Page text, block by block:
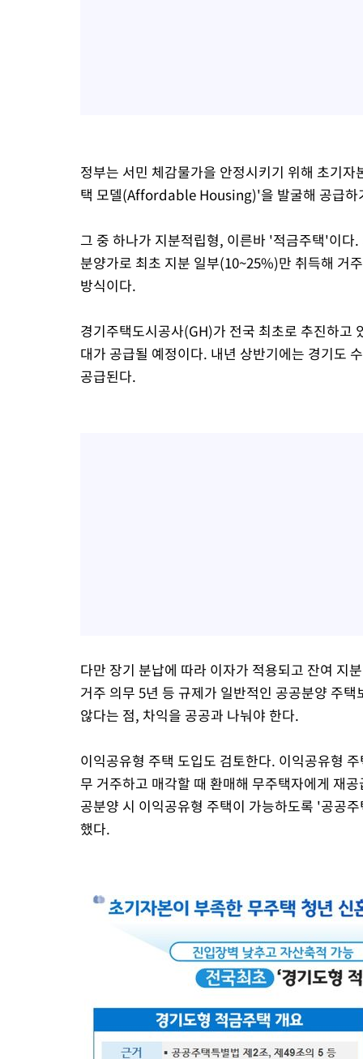
정부는 서민 체감물가을 안정시키기 위해 초기
택 모델(Affordable Housing)'을 발굴해 공급하
그 중 하나가 지분적립형, 이른바 '적금주택'이
분양가로 최초 지분 일부(10~25%)만 취득해 거
방식이다.
경기주택도시공사(GH)가 전국 최초로 추진하고
대가 공급될 예정이다. 내년 상반기에는 경기도
공급된다.
다만 장기 분납에 따라 이자가 적용되고 잔여 지
거주 의무 5년 등 규제가 일반적인 공공분양 주
않다는 점, 차익을 공공과 나눠야 한다.
이익공유형 주택 도입도 검토한다. 이익공유형
무 거주하고 매각할 때 환매해 무주택자에게 재
공분양 시 이익공유형 주택이 가능하도록 '공공
했다.